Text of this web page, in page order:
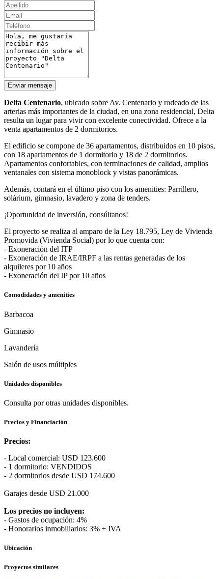
Enviar mensaje
Delta Centenario, ubicado sobre Av. Centenario y rodeado de las
arterias más importantes de la ciudad, en una zona residencial, Delta
resulta un lugar para vivir con excelente conectividad. Ofrece a la
venta apartamentos de 2 dormitorios.
El edificio se compone de 36 apartamentos, distribuidos en 10 pisos,
con 18 apartamentos de 1 dormitorio y 18 de 2 dormitorios.
Apartamentos confortables, con terminaciones de calidad, amplios
ventanales con sistema monoblock y vistas panorámicas.
Además, contará en el último piso con los amenities: Parrillero,
solárium, gimnasio, lavadero y zona de tenders.
¡Oportunidad de inversión, consúltanos!
El proyecto se realiza al amparo de la Ley 18.795, Ley de Vivienda
Promovida (Vivienda Social) por lo que cuenta con:
- Exoneración del ITP
- Exoneración de IRAE/IRPF a las rentas generadas de los
alquileres por 10 años
- Exoneración del IP por 10 años
Comodidades y amenities
Barbacoa
Gimnasio
Lavandería
Salón de usos múltiples
Unidades disponibles
Consulta por otras unidades disponibles.
Precios y Financiación
Precios:
- Local comercial: USD 123.600
- 1 dormitorio: VENDIDOS
- 2 dormitorios desde USD 174.600
Garajes desde USD 21.000
Los precios no incluyen:
- Gastos de ocupación: 4%
- Honorarios inmobiliarios: 3% + IVA
Ubicación
Proyectos similares